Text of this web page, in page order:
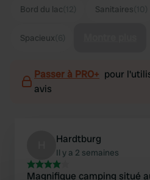
Bord du lac Sanitaires
Spacieux
Passer à PRO+ pour
avis
Hardtburg
Il y a 2 semaines
Magnifique camping situé